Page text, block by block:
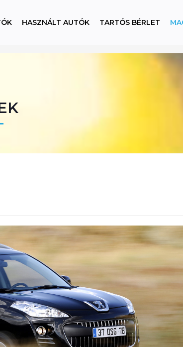
HASZNÁLT AUTÓK TARTÓS BÉRLET